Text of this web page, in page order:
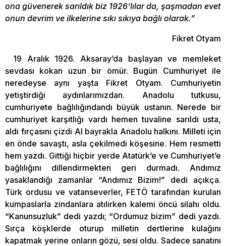
ona güvenerek sarıldık biz 1926’lılar da, şaşmadan evet
onun devrim ve ilkelerine sıkı sıkıya bağlı olarak.”
Fikret Otyam
19 Aralık 1926. Aksaray’da başlayan ve memleket
sevdası kokan uzun bir ömür. Bugün Cumhuriyet ile
neredeyse aynı yaşta Fikret Otyam. Cumhuriyetin
yetiştirdiği aydınlarımızdan. Anadolu tutkusu,
cumhuriyete bağlılığındandı büyük ustanın. Nerede bir
cumhuriyet karşıtlığı vardı hemen tuvaline sarıldı usta,
aldı fırçasını çizdi Al bayrakla Anadolu halkını. Milleti için
en önde savaştı, asla çekilmedi köşesine. Hem resmetti
hem yazdı. Gittiği hiçbir yerde Atatürk’e ve Cumhuriyet’e
bağlılığını dillendirmekten geri durmadı. Andımız
yasaklandığı zamanlar “Andımız Bizim!” dedi açıkça.
Türk ordusu ve vatanseverler, FETÖ tarafından kurulan
kumpaslarla zindanlara atılırken kalemi öncü silahı oldu.
“Kanunsuzluk” dedi yazdı; “Ordumuz bizim” dedi yazdı.
Sırça köşklerde oturup milletin dertlerine kulağını
kapatmak yerine onların gözü, sesi oldu. Sadece sanatını